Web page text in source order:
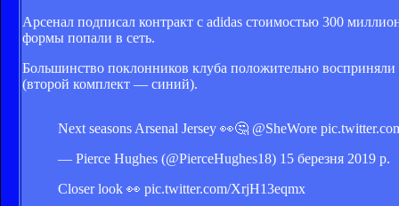
Арсенал подписал контракт с adidas стоимостью 300
формы попали в сеть.
Большинство поклонников клуба положительно
(второй комплект — синий).
Next seasons Arsenal Jersey 👀🤔 @SheWore
— Pierce Hughes (@PierceHughes18) 15 березня 2019 р.
Closer look 👀 pic.twitter.com/XrjH13eqmx